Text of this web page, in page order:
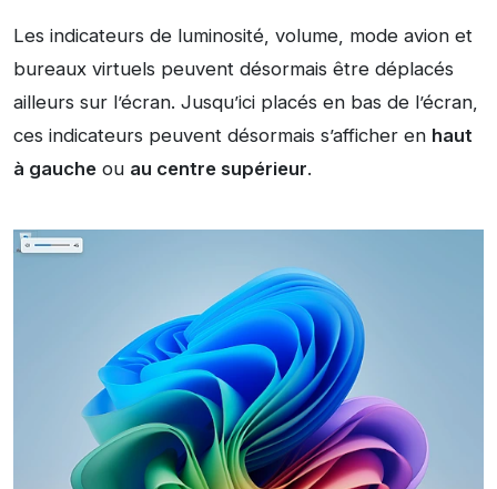
Les indicateurs de luminosité, volume, mode avion et
bureaux virtuels peuvent désormais être déplacés
ailleurs sur l’écran. Jusqu’ici placés en bas de l’écran,
ces indicateurs peuvent désormais s’afficher en haut
à gauche ou au centre supérieur.